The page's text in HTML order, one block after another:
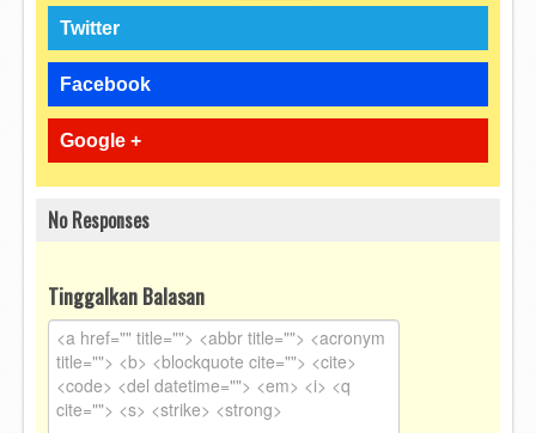
Twitter
Facebook
Google +
No Responses
Tinggalkan Balasan